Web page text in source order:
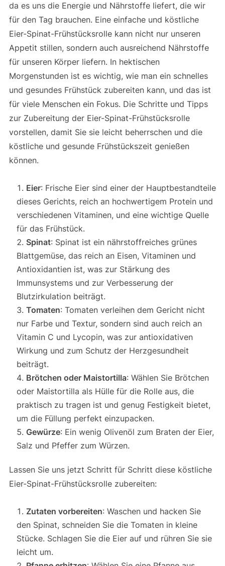
da es uns die Energie und Nährstoffe liefert, die wir
für den Tag brauchen. Eine einfache und köstliche
Eier-Spinat-Frühstücksrolle kann nicht nur unseren
Appetit stillen, sondern auch ausreichend Nährstoffe
für unseren Körper liefern. In hektischen
Morgenstunden ist es wichtig, wie man ein schnelles
und gesundes Frühstück zubereiten kann, und das ist
für viele Menschen ein Fokus. Die Schritte und Tipps
zur Zubereitung der Eier-Spinat-Frühstücksrolle
vorstellen, damit Sie sie leicht beherrschen und die
köstliche und gesunde Frühstückszeit genießen
können.
Eier: Frische Eier sind einer der Hauptbestandteile
dieses Gerichts, reich an hochwertigem Protein und
verschiedenen Vitaminen, und eine wichtige Quelle
für das Frühstück.
Spinat: Spinat ist ein nährstoffreiches grünes
Blattgemüse, das reich an Eisen, Vitaminen und
Antioxidantien ist, was zur Stärkung des
Immunsystems und zur Verbesserung der
Blutzirkulation beiträgt.
Tomaten: Tomaten verleihen dem Gericht nicht
nur Farbe und Textur, sondern sind auch reich an
Vitamin C und Lycopin, was zur antioxidativen
Wirkung und zum Schutz der Herzgesundheit
beiträgt.
Brötchen oder Maistortilla: Wählen Sie Brötchen
oder Maistortilla als Hülle für die Rolle aus, die
praktisch zu tragen ist und genug Festigkeit bietet,
um die Füllung perfekt einzupacken.
Gewürze: Ein wenig Olivenöl zum Braten der Eier,
Salz und Pfeffer zum Würzen.
Lassen Sie uns jetzt Schritt für Schritt diese köstliche
Eier-Spinat-Frühstücksrolle zubereiten:
Zutaten vorbereiten: Waschen und hacken Sie
den Spinat, schneiden Sie die Tomaten in kleine
Stücke. Schlagen Sie die Eier auf und rühren Sie sie
leicht um.